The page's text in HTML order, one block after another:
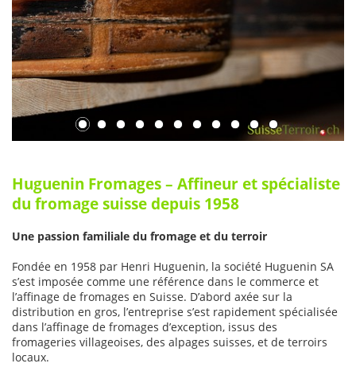
Huguenin Fromages – Affineur et spécialiste
du fromage suisse depuis 1958
Une passion familiale du fromage et du terroir
Fondée en 1958 par Henri Huguenin, la société Huguenin SA
s’est imposée comme une référence dans le commerce et
l’affinage de fromages en Suisse. D’abord axée sur la
distribution en gros, l’entreprise s’est rapidement spécialisée
dans l’affinage de fromages d’exception, issus des
fromageries villageoises, des alpages suisses, et de terroirs
locaux.